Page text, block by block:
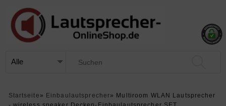
Startseite » Einbaulautsprecher»
Multiroom WLAN Lautsprecher